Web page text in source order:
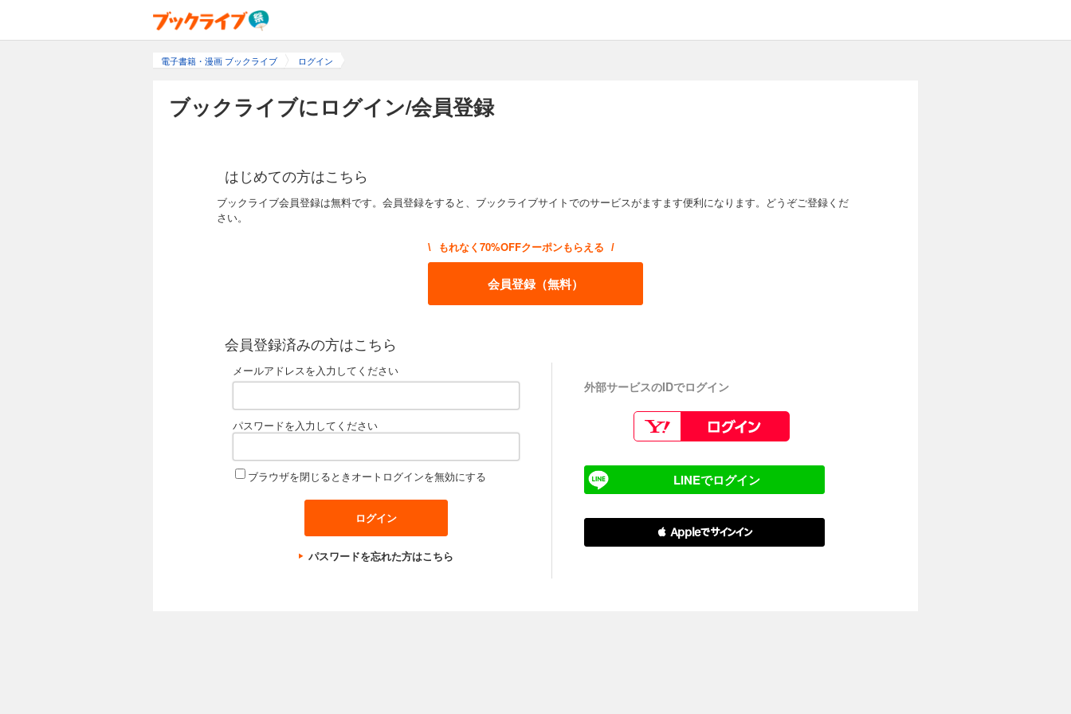
電子書籍・漫画 ブックライブ ログイン
ブックライブにログイン/会員登録
はじめての方はこちら
ブックライブ会員登録は無料です。会員登録をすると、ブックライブサイトでのサービスがますます便利になります。どうぞご登録くだ
さい。
\ もれなく70%OFFクーポンもらえる /
会員登録（無料）
会員登録済みの方はこちら
メールアドレスを入力してください
パスワードを入力してください
ブラウザを閉じるときオートログインを無効にする
パスワードを忘れた方はこちら
外部サービスのIDでログイン
LINEでログイン
 Appleでサインイン